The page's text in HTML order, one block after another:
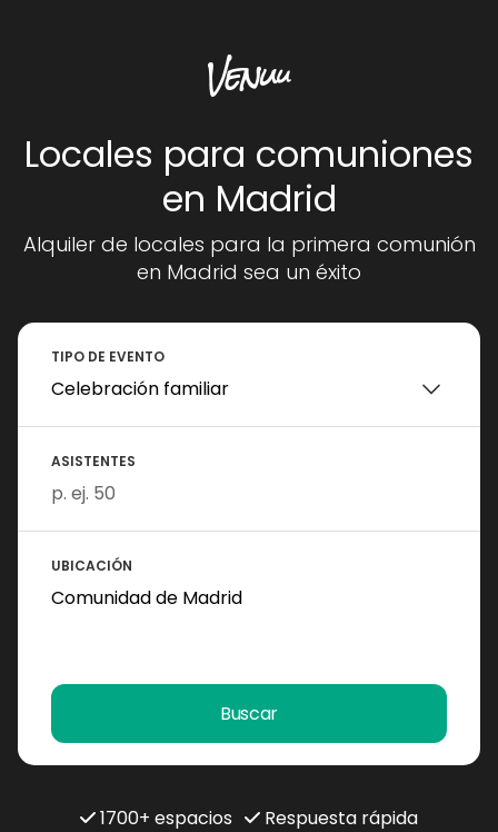
Locales para comuniones
en Madrid
Alquiler de locales para la primera comunión
en Madrid sea un éxito
TIPO DE EVENTO
ASISTENTES
UBICACIÓN
Buscar
1700+ espacios
Respuesta rápida